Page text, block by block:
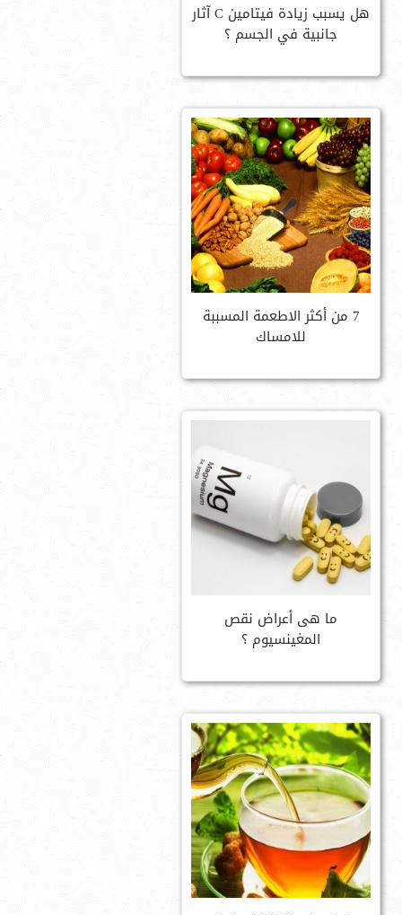
هل يسبب زيادة فيتامين C آثار
جانبية في الجسم ؟
7 من أكثر الاطعمة المسببة
للامساك
ما هى أعراض نقص
المغينسيوم ؟